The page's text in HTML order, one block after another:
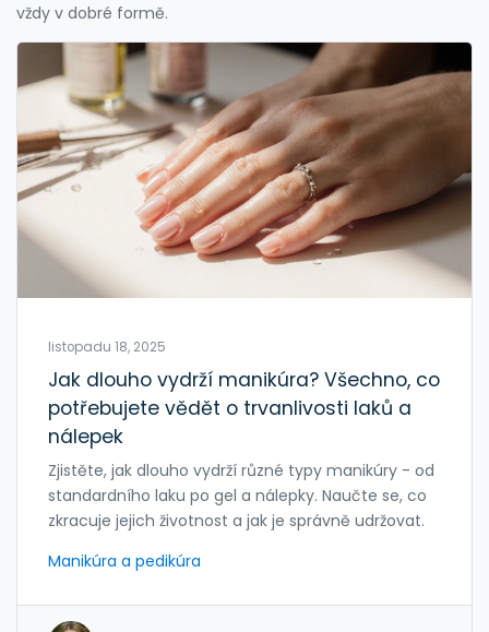
vždy v dobré formě.
listopadu 18, 2025
Jak dlouho vydrží manikúra? Všechno, co
potřebujete vědět o trvanlivosti laků a
nálepek
Zjistěte, jak dlouho vydrží různé typy manikúry - od
standardního laku po gel a nálepky. Naučte se, co
zkracuje jejich životnost a jak je správně udržovat.
Manikúra a pedikúra